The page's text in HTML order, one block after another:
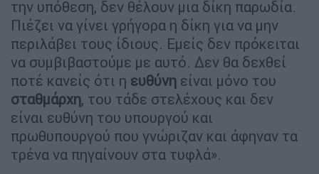
την υπόθεση, δεν θέλουν μια δίκη παρωδία.
Πιέζει να γίνει γρήγορα η δίκη για να μην
περιλάβει τους ίδιους. Εμείς δεν πρόκειται
να συμβιβαστούμε με αυτό. Δεν θα δεχθεί
ποτέ κανείς ότι η ευθύνη είναι μόνο του
σταθμάρχη, του τάδε στελέχους και δεν
είναι ευθύνη του υπουργού και
πρωθυπουργού που γνώριζαν και άφηναν τα
τρένα να πηγαίνουν στα τυφλά».